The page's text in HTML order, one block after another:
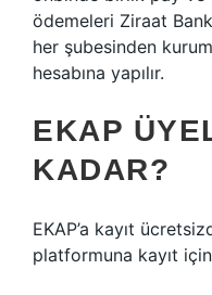
ödemeleri Ziraat
her şubesinden
hesabına yapılır.
EKAP
KADAR?
EKAP’a kayıt
platformuna kayıt